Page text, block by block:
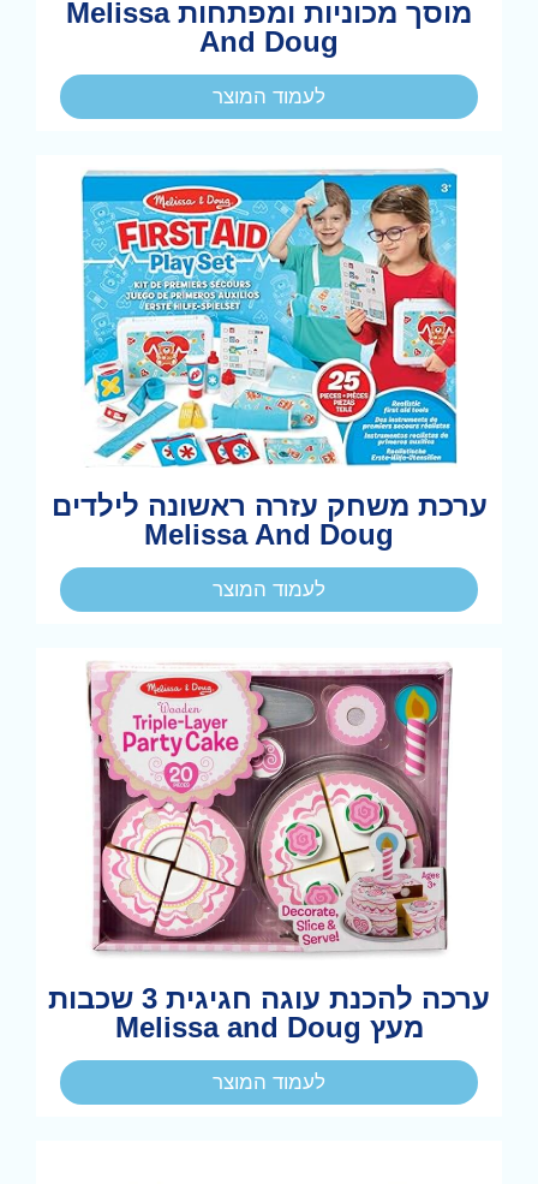
מוסך מכוניות ומפתחות Melissa
And Doug
לעמוד המוצר
ערכת משחק עזרה ראשונה לילדים
Melissa And Doug
לעמוד המוצר
ערכה להכנת עוגה חגיגית 3 שכבות
מעץ Melissa and Doug
לעמוד המוצר